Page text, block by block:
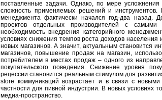
поставленные задачи. Однако, по мере
сложность применяемых решений и инструментов.
менеджмента фактически начался год-два назад.
проектов отдельных производителей с
необходимость внедрения категорийного
условиях снижения темпов роста доходов
новых магазинов. А значит, актуальным становится
магазинов, повышение продаж на магазин,
потребителем в местах продаж – одного из
покупательского поведения. Снижение уровня
рецессии становится реальным стимулом для
store коммуникаций возрастает и в связи с
частности для пивной индустрии. В новых условиях
медиа-пространство.